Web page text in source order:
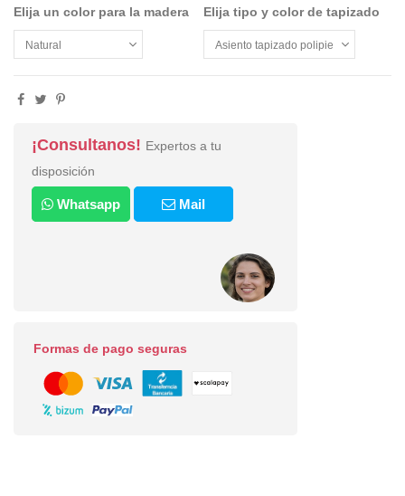
Elija un color para la madera Elija tipo y color de tapizado
¡Consultanos! Expertos a tu
disposición
Whatsapp Mail
Formas de pago seguras